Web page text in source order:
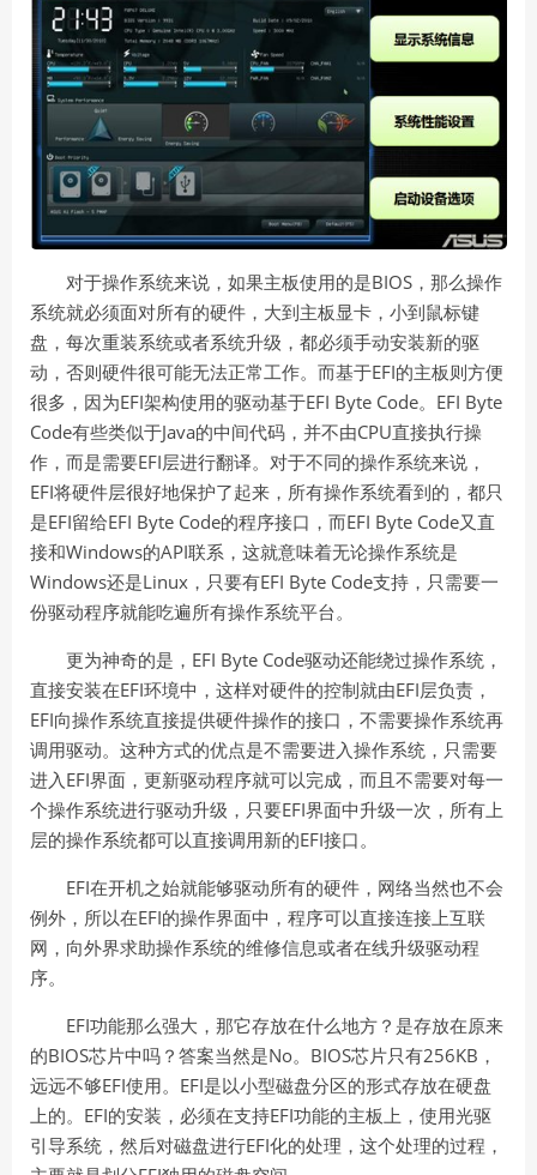
对于操作系统来说，如果主板使用的是BIOS ，那么操作
系统就必须面对所有的硬件，大到主板显卡，小到鼠标键
盘，每次重装系统或者系统升级，都必须手动安装新的驱
动，否则硬件很可能无法正常工作。而基于EFI的主板则方便
很多，因为EFI架构使用的驱动基于EFI Byte Code。 EFI Byte
Code有些类似于Java的中间代码，并不由CPU直接执行操
作，而是需要EFI层进行翻译。对于不同的操作系统来说，
EFI将硬件层很好地保护了起来，所有操作系统看到的，都只
是EFI留给EFI Byte Code的程序接口，而EFI Byte Code又直
接和Windows的API联系，这就意味着无论操作系统是
Windows还是Linux ，只要有EFI Byte Code支持，只需要一
份驱动程序就能吃遍所有操作系统平台。
更为神奇的是， EFI Byte Code驱动还能绕过操作系统，
直接安装在EFI环境中，这样对硬件的控制就由EFI层负责，
EFI向操作系统直接提供硬件操作的接口，不需要操作系统再
调用驱动。这种方式的优点是不需要进入操作系统，只需要
进入 EFI界面，更新驱动程序就可以完成，而且不需要对每一
个操作系统进行驱动升级，只要EFI界面中升级一次，所有上
层的操作系统都可以直接调用新的EFI接口。
EFI在开机之始就能够驱动所有的硬件，网络当然也不会
例外，所以在EFI的操作界面中，程序可以直接连接上互联
网，向外界求助操作系统的维修信息或者在线升级驱动程
序。
EFI功能那么强大，那它存放在什么地方？是存放在原来
的BIOS芯片中吗？答案当然是No。 BIOS芯片只有256KB ，
远远不够EFI使用。 EFI是以小型磁盘分区的形式存放在硬盘
上的。 EFI的安装，必须在支持EFI功能的主板上，使用光驱
引导系统，然后对磁盘进行EFI化的处理，这个处理的过程，